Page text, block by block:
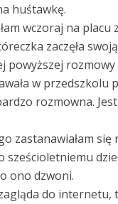
huśtawkę.
wczoraj na
zaczęła
powyższej
w
rozmowna.
zastanawiałam się
sześcioletniemu
ono dzwoni.
do internetu,